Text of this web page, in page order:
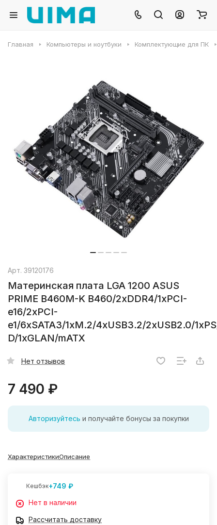
Главная Компьютеры и ноутбуки Комплектующие для ПК
Арт. 39120176
Материнская плата LGA 1200 ASUS
PRIME B460M-K B460/2xDDR4/1xPCI-
e16/2xPCI-
e1/6xSATA3/1xM.2/4xUSB3.2/2xUSB2.0/
D/1xGLAN/mATX
Нет отзывов
7 490 ₽
Авторизуйтесь и получайте бонусы за покупки
ХарактеристикиОписание
Кешбэк+749 ₽
Нет в наличии
Рассчитать доставку